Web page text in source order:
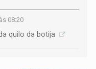
08:20
quilo da botija